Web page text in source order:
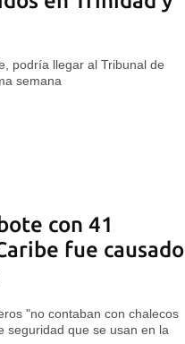
podría llegar al Tribunal de
semana
con 41
fue causado
"no contaban con chalecos
seguridad que se usan en la